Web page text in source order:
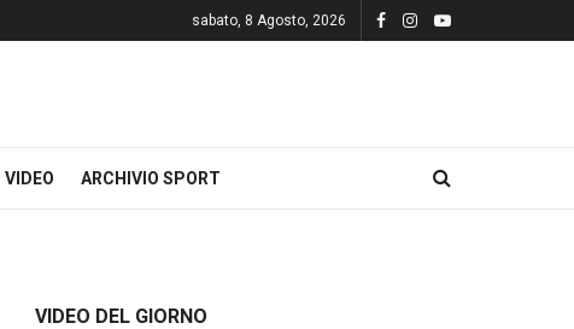
sabato, 8 Agosto, 2026
VIDEO ARCHIVIO SPORT
VIDEO DEL GIORNO